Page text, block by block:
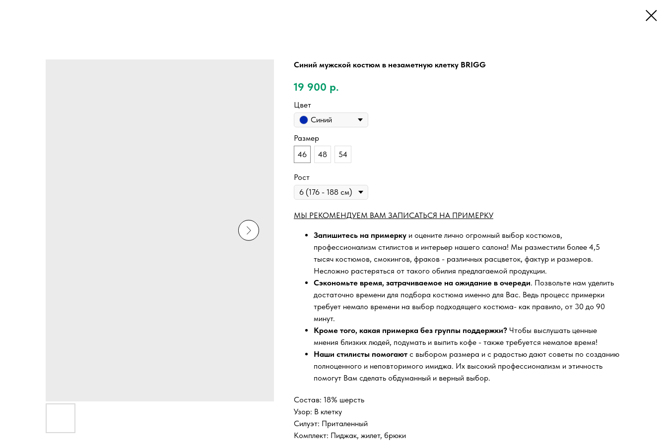
Синий мужской костюм в незаметную клетку BRIGG
19 900 р.
Цвет
Синий
Размер
46
48 54
Рост
МЫ РЕКОМЕНДУЕМ ВАМ ЗАПИСАТЬСЯ НА ПРИМЕРКУ
Запишитесь на примерку и оцените лично огромный выбор костюмов,
профессионализм стилистов и интерьер нашего салона! Мы разместили более 4,5
тысяч костюмов, смокингов, фраков - различных расцветок, фактур и размеров.
Несложно растеряться от такого обилия предлагаемой продукции.
Сэкономьте время, затрачиваемое на ожидание в очереди. Позвольте нам уделить
достаточно времени для подбора костюма именно для Вас. Ведь процесс примерки
требует немало времени на выбор подходящего костюма- как правило, от 30 до 90
минут.
Кроме того, какая примерка без группы поддержки? Чтобы выслушать ценные
мнения близких людей, подумать и выпить кофе - также требуется немалое время!
Наши стилисты помогают с выбором размера и с радостью дают советы по созданию
полноценного и неповторимого имиджа. Их высокий профессионализм и этичность
помогут Вам сделать обдуманный и верный выбор.
Состав: 18% шерсть
Узор: В клетку
Силуэт: Приталенный
Комплект: Пиджак, жилет, брюки